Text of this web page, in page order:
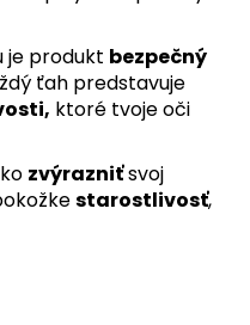
je produkt bezpečný
ťah predstavuje
ktoré tvoje oči
zvýrazniťsvoj
starostlivosť,